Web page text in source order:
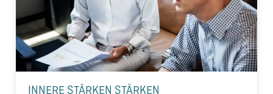
INNERE STÄRKEN STÄRKEN